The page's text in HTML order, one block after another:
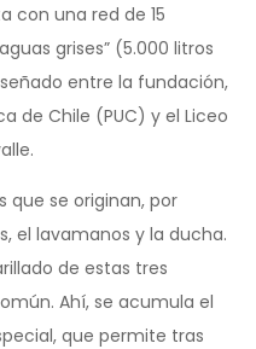
con una red de 15
grises” (5.000 litros
entre la fundación,
de Chile (PUC) y el Liceo
que se originan, por
el lavamanos y la ducha.
de estas tres
Ahí, se acumula el
que permite tras